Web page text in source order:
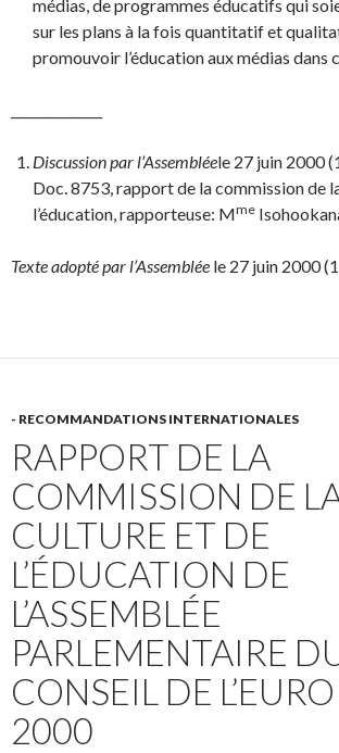
médias, de programmes éducatifs qui
sur les plans à la fois quantitatif et
promouvoir l’éducation aux médias dans
Discussion par l’Assembléele 27 juin 2000
Doc. 8753, rapport de la commission de
l’éducation, rapporteuse: Mme
Texte adopté par l’Assemblée le 27 juin 2000
- RECOMMANDATIONS INTERNATIONALES
RAPPORT DE LA
COMMISSION DE
CULTURE ET DE
L’ÉDUCATION DE
L’ASSEMBLÉE
PARLEMENTAIRE
CONSEIL DE
2000